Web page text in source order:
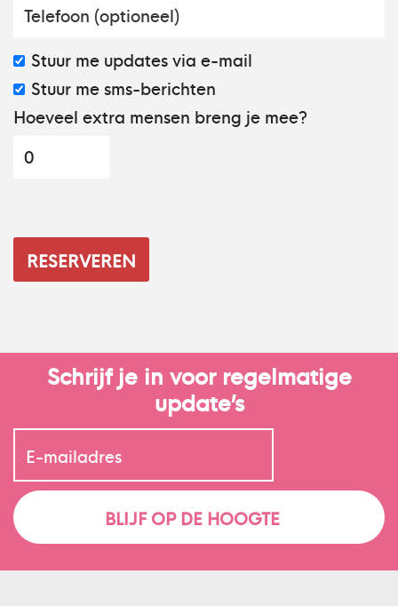
Stuur me updates via e-mail
Stuur me sms-berichten
Hoeveel extra mensen breng je mee?
Schrijf je in voor regelmatige
update’s